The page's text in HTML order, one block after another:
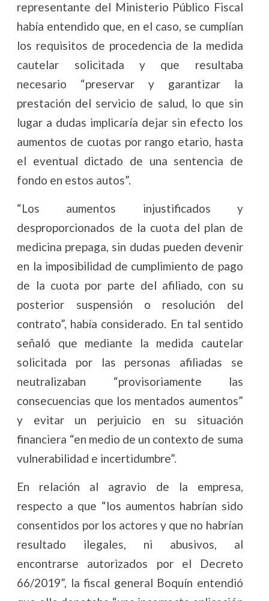
representante del Ministerio Público Fiscal
había entendido que, en el caso, se cumplían
los requisitos de procedencia de la medida
cautelar solicitada y que resultaba
necesario “preservar y garantizar la
prestación del servicio de salud, lo que sin
lugar a dudas implicaría dejar sin efecto los
aumentos de cuotas por rango etario, hasta
el eventual dictado de una sentencia de
fondo en estos autos”.
“Los aumentos injustificados y
desproporcionados de la cuota del plan de
medicina prepaga, sin dudas pueden devenir
en la imposibilidad de cumplimiento de pago
de la cuota por parte del afiliado, con su
posterior suspensión o resolución del
contrato”, había considerado. En tal sentido
señaló que mediante la medida cautelar
solicitada por las personas afiliadas se
neutralizaban “provisoriamente las
consecuencias que los mentados aumentos”
y evitar un perjuicio en su situación
financiera “en medio de un contexto de suma
vulnerabilidad e incertidumbre”.
En relación al agravio de la empresa,
respecto a que “los aumentos habrían sido
consentidos por los actores y que no habrían
resultado ilegales, ni abusivos, al
encontrarse autorizados por el Decreto
66/2019”, la fiscal general Boquín entendió